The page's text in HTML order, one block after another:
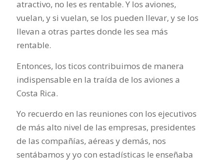
atractivo, no les es rentable. Y los aviones,
vuelan, y si vuelan, se los pueden llevar, y se los
llevan a otras partes donde les sea más
rentable.
Entonces, los ticos contribuimos de manera
indispensable en la traída de los aviones a
Costa Rica.
Yo recuerdo en las reuniones con los ejecutivos
de más alto nivel de las empresas, presidentes
de las compañías, aéreas y demás, nos
sentábamos y yo con estadísticas le enseñaba